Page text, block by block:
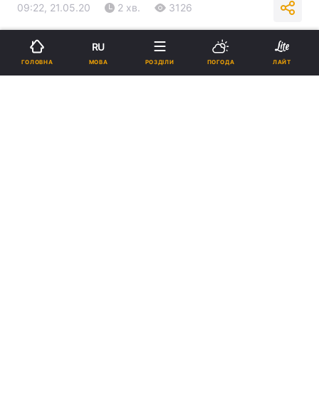
09:22, 21.05.20 2 хв. 3126
Підпишіться на нас в Google
ГОЛОВНА
RU
МОВА РОЗДІЛИ ПОГОДА ЛАЙТ